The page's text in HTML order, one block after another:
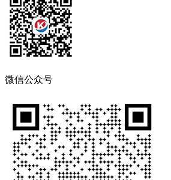
微信公众号